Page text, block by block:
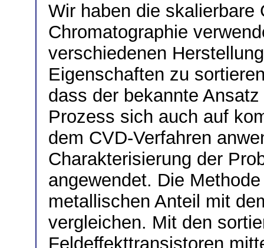
Wir haben die skalierbare
Chromatographie
verschiedenen
Eigenschaften zu
dass der bekannte
Prozess sich auch auf
dem CVD-Verfahren
Charakterisierung der
angewendet. Die
metallischen Anteil mit
vergleichen. Mit den
Feldeffekttransistoren